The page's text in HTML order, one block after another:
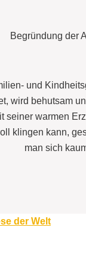
Begründung der
und
wird behutsam
seiner warmen
klingen kann,
man sich
der Welt